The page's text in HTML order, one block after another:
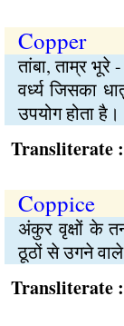
Copper
तांबा, ताम्र
वर्ध्य जिसका
उपयोग होता है।
:
Coppice
अंकुर वृक्षों के
ठूठों से उगने
: